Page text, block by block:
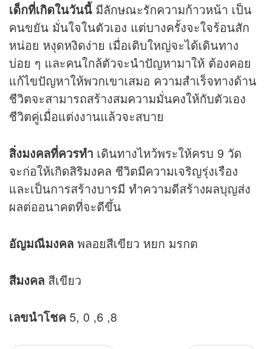
เด็กที่เกิดในวันนี้ มีลักษณะรักความก้าวหน้า เป็น
คนขยัน มั่นใจในตัวเอง แต่บางครั้งจะใจร้อนสัก
หน่อย หงุดหงิดง่าย เมื่อเติบใหญ่จะได้เดินทาง
บ่อย ๆ และคนใกล้ตัวจะนำปัญหามาให้ ต้องคอย
แก้ไขปัญหาให้พวกเขาเสมอ ความสำเร็จทางด้าน
ชีวิตจะสามารถสร้างสมความมั่นคงให้กับตัวเอง
ชีวิตคู่เมื่อแต่งงานแล้วจะสบาย
สิ่งมงคลที่ควรทำ เดินทางไหว้พระให้ครบ 9 วัด
จะก่อให้เกิดสิริมงคล ชีวิตมีความเจริญรุ่งเรือง
และเป็นการสร้างบารมี ทำความดีสร้างผลบุญส่ง
ผลต่ออนาคตที่จะดีขึ้น
อัญมณีมงคล พลอยสีเขียว หยก มรกต
สีมงคล สีเขียว
เลขนำโชค 5, 0 ,6 ,8